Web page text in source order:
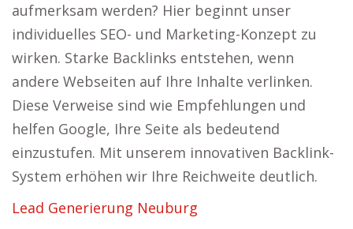
aufmerksam werden? Hier beginnt unser
individuelles SEO- und Marketing-Konzept zu
wirken. Starke Backlinks entstehen, wenn
andere Webseiten auf Ihre Inhalte verlinken.
Diese Verweise sind wie Empfehlungen und
helfen Google, Ihre Seite als bedeutend
einzustufen. Mit unserem innovativen Backlink-
System erhöhen wir Ihre Reichweite deutlich.
Lead Generierung Neuburg